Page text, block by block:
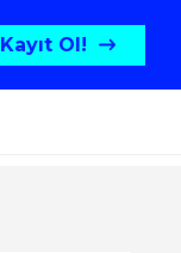
Kayıt Ol!